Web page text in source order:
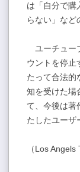
は「自分で購
らない」など
ユーチュー
ウントを停止
たって合法的
知を受けた場
て、今後は著
たしたユーザ
（Los Angels